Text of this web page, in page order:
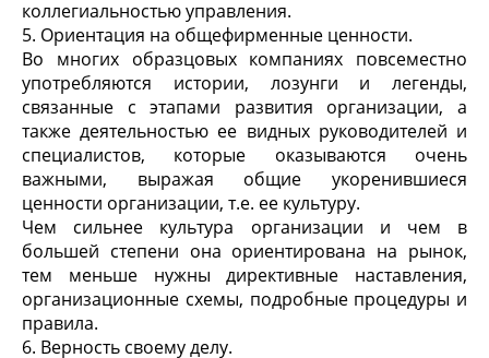
коллегиальностью управления.
5. Ориентация на общефирменные ценности.
Во многих образцовых компаниях повсеместно
употребляются истории, лозунги и легенды,
связанные с этапами развития организации, а
также деятельностью ее видных руководителей и
специалистов, которые оказываются очень
важными, выражая общие укоренившиеся
ценности организации, т.е. ее культуру.
Чем сильнее культура организации и чем в
большей степени она ориентирована на рынок,
тем меньше нужны директивные наставления,
организационные схемы, подробные процедуры и
правила.
6. Верность своему делу.